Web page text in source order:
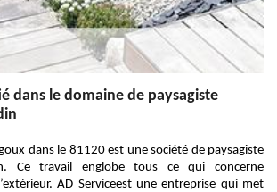
dans le domaine de paysagiste
dans le 81120 est une société de paysagiste
Ce travail englobe tous ce qui concerne
AD Serviceest une entreprise qui met